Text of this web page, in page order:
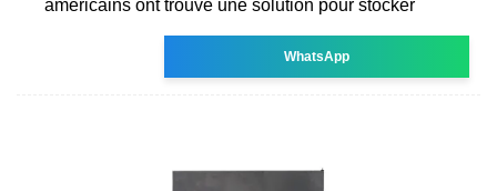
américains ont trouvé une solution pour stocker
WhatsApp